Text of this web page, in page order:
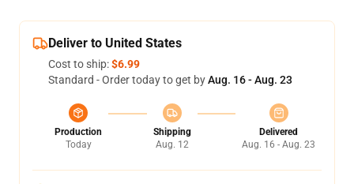
Deliver to United States
Cost to ship:$6.99
Standard - Order today to get byAug. 16 - Aug. 23
Production
Today
Shipping
Aug. 12
Delivered
Aug. 16 - Aug. 23